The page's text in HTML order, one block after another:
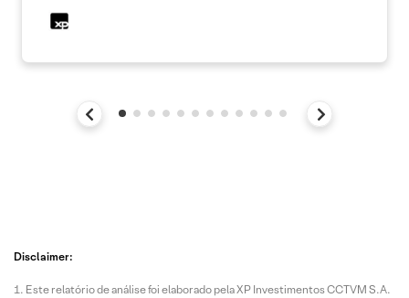
Disclaimer:
Este relatório de análise foi elaborado pela XP Investimentos CCTVM S.A.